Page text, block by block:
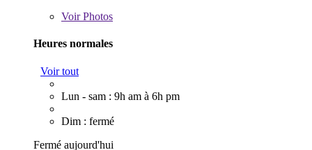
VoirPhotos
Heures normales
Voir tout
Lun - sam : 9h am à 6h pm
Dim : fermé
Fermé aujourd'hui